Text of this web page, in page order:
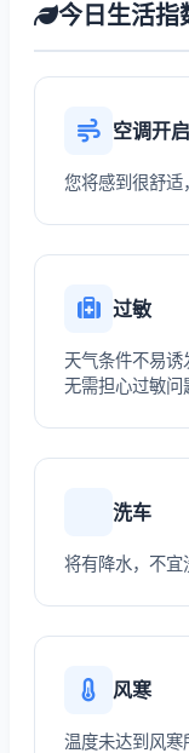
今日生活指
空调开启
您将感到很舒适
过敏
天气条件不易诱
无需担心过敏问
洗车
将有降水，不宜
风寒
温度未达到风寒